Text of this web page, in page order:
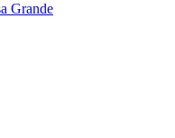
Grande